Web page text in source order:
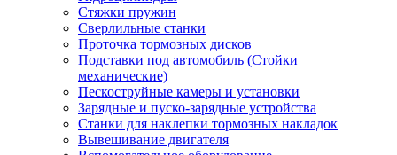
Стяжки пружин
Сверлильные станки
Проточка тормозных дисков
Подставки под автомобиль (Стойки
механические)
Пескоструйные камеры и установки
Зарядные и пуско-зарядные устройства
Станки для наклепки тормозных накладок
Вывешивание двигателя